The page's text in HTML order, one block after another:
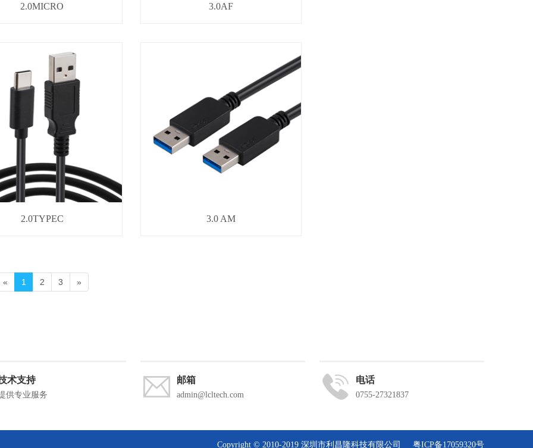
2.0MICRO 3.0AF
2.0TYPEC 3.0 AM
« 1 2 3 »
术支持
供专业服务
邮箱
admin@lcltech.com
电话
0755-27321837
Copyright © 2010-2019 深圳市利昌隆科技有限公司 粤ICP备17059320号